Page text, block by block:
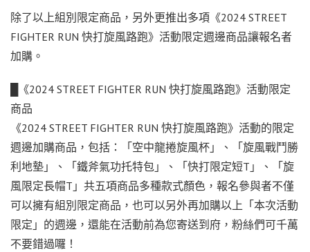
除了以上組別限定商品，另外更推出多項《2024 STREET
FIGHTER RUN 快打旋風路跑》活動限定週邊商品讓報名者
加購。
《2024 STREET FIGHTER RUN 快打旋風路跑》活動限定
商品
《2024 STREET FIGHTER RUN 快打旋風路跑》活動的限定
週邊加購商品，包括：「空中龍捲旋風杯」、「旋風戰鬥勝
利地墊」、「鐵斧氣功托特包」、「快打限定短T 」、「旋
風限定長帽T 」共五項商品多種款式顏色，報名參與者不僅
可以擁有組別限定商品，也可以另外再加購以上「本次活動
限定」的週邊，還能在活動前為您寄送到府，粉絲們可千萬
不要錯過囉！